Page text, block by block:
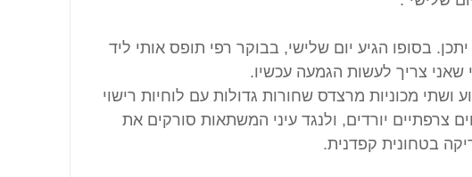
בסופו הגיע יום שלישי, בבוקר רפי תופס אותי ליד
שאני צריך לעשות הגמעה עכשיו.
מכוניות מרצדס שחורות גדולות עם לוחיות רישוי
צרפתיים יורדים, ולנגד עיני המשתאות סורקים את
בטחונית קפדנית.​